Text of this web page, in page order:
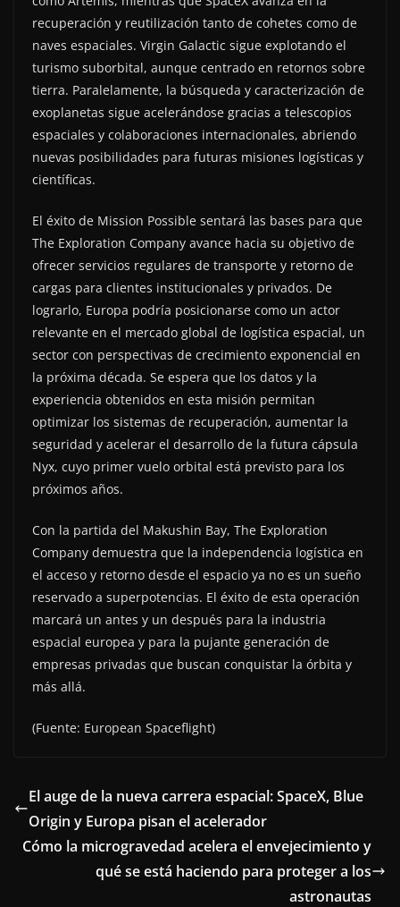
recuperación y reutilización tanto de cohetes como de
naves espaciales. Virgin Galactic sigue explotando el
turismo suborbital, aunque centrado en retornos sobre
tierra. Paralelamente, la búsqueda y caracterización de
exoplanetas sigue acelerándose gracias a telescopios
espaciales y colaboraciones internacionales, abriendo
nuevas posibilidades para futuras misiones logísticas y
científicas.
El éxito de Mission Possible sentará las bases para que
The Exploration Company avance hacia su objetivo de
ofrecer servicios regulares de transporte y retorno de
cargas para clientes institucionales y privados. De
lograrlo, Europa podría posicionarse como un actor
relevante en el mercado global de logística espacial, un
sector con perspectivas de crecimiento exponencial en
la próxima década. Se espera que los datos y la
experiencia obtenidos en esta misión permitan
optimizar los sistemas de recuperación, aumentar la
seguridad y acelerar el desarrollo de la futura cápsula
Nyx, cuyo primer vuelo orbital está previsto para los
próximos años.
Con la partida del Makushin Bay, The Exploration
Company demuestra que la independencia logística en
el acceso y retorno desde el espacio ya no es un sueño
reservado a superpotencias. El éxito de esta operación
marcará un antes y un después para la industria
espacial europea y para la pujante generación de
empresas privadas que buscan conquistar la órbita y
más allá.
(Fuente: European Spaceflight)
El auge de la nueva carrera espacial: SpaceX, Blue
Origin y Europa pisan el acelerador
Cómo la microgravedad acelera el envejecimiento y
qué se está haciendo para proteger a los
astronautas